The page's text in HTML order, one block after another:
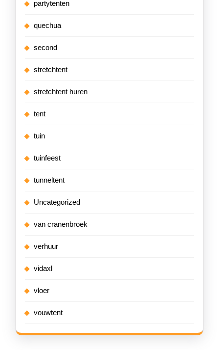
partytenten
quechua
second
stretchtent
stretchtent huren
tent
tuin
tuinfeest
tunneltent
Uncategorized
van cranenbroek
verhuur
vidaxl
vloer
vouwtent